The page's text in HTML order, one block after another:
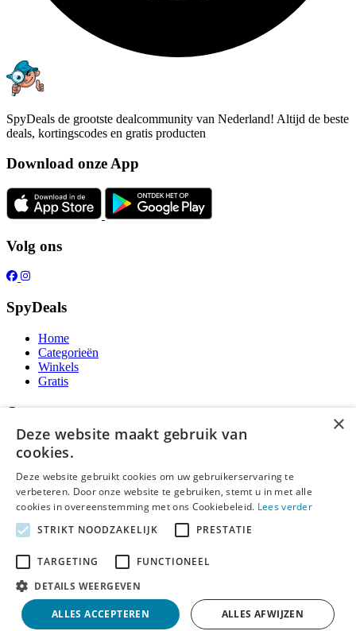
SpyDeals de grootste dealcommunity van Nederland! Altijd de beste
deals, kortingscodes en gratis producten
Download onze App
Volg ons
SpyDeals
Home
Categorieën
Winkels
Gratis
Over ons
Over ons
Contact
Publicatieregels
Legal
Privacy
Algemene Voorwaarden
Notice and Takedown
Copyright ©SpyDeals 2026. Alle rechten voorbehouden.
×
Deze website maakt gebruik van
cookies.
Deze website gebruikt cookies om uw gebruikerservaring te
verbeteren. Door onze website te gebruiken, stemt u in met alle
cookies in overeenstemming met ons Cookiebeleid. Lees verder
STRIKT NOODZAKELIJK
PRESTATIE
TARGETING
FUNCTIONEEL
DETAILS WEERGEVEN
ALLES ACCEPTEREN ALLES AFWIJZEN